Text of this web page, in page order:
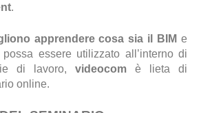
.
apprendere cosa sia il BIM e
essere utilizzato all’interno di
di lavoro, videocom è lieta di
online.